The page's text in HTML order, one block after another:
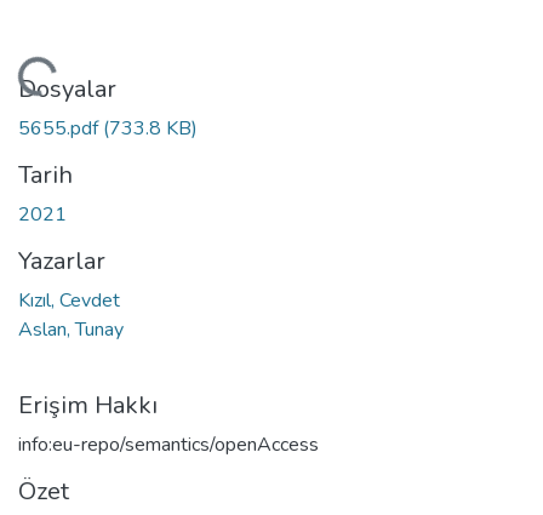
Dosyalar
5655.pdf(733.8 KB)
Tarih
2021
Yazarlar
Kızıl, Cevdet
Aslan, Tunay
Erişim Hakkı
info:eu-repo/semantics/openAccess
Özet